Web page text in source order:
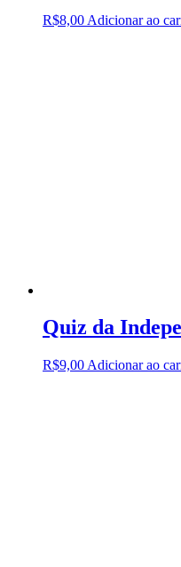
R$8,00 Adicionar ao
Quiz da
R$9,00 Adicionar ao